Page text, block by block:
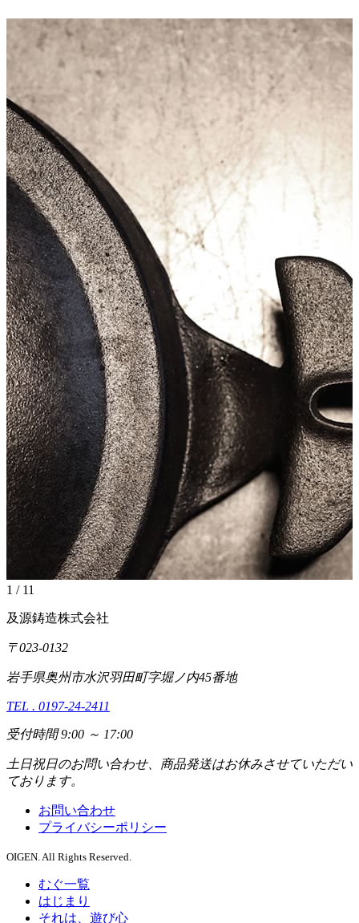
1 / 11
及源鋳造株式会社
〒023-0132
岩手県奥州市水沢羽田町字堀ノ内45番地
TEL . 0197-24-2411
受付時間 9:00 ～ 17:00
土日祝日のお問い合わせ、商品発送はお休みさせていただい
ております。
お問い合わせ
プライバシーポリシー
OIGEN. All Rights Reserved.
むぐ一覧
はじまり
それは、遊び心